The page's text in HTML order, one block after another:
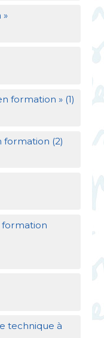
»
formation » (1)
formation (2)
formation
technique à